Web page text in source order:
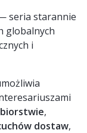
seria starannie
globalnych
i
,
dostaw,